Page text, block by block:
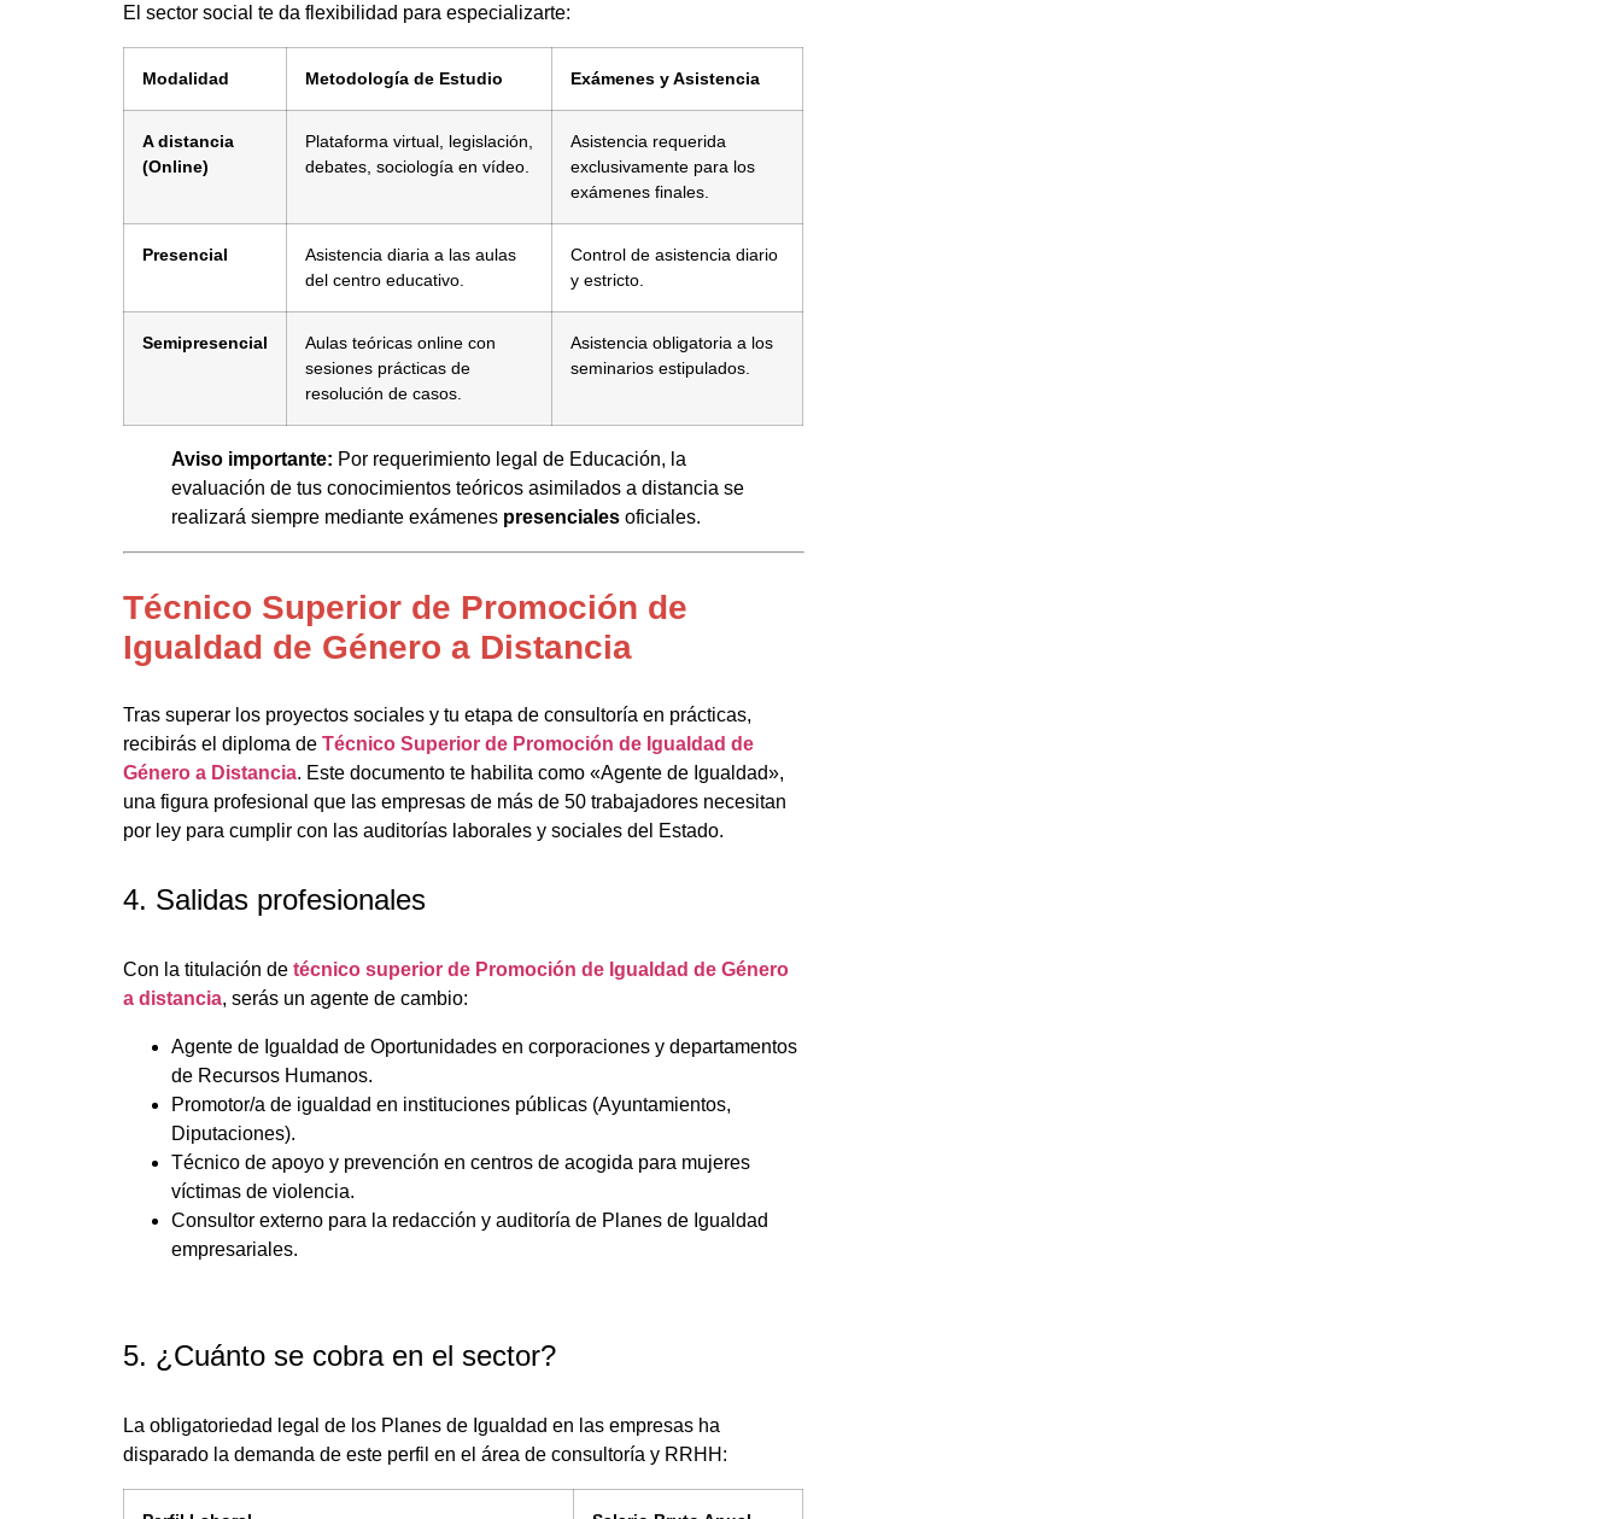
El sector social te da flexibilidad para especializarte:
Modalidad Metodología de Estudio Exámenes y Asistencia
A distancia
(Online)
Plataforma virtual, legislación,
debates, sociología en vídeo.
Asistencia requerida
exclusivamente para los
exámenes finales.
Presencial
Asistencia diaria a las aulas
del centro educativo.
Control de asistencia diario
y estricto.
Semipresencial
Aulas teóricas online con
sesiones prácticas de
resolución de casos.
Asistencia obligatoria a los
seminarios estipulados.
Aviso importante: Por requerimiento legal de Educación, la
evaluación de tus conocimientos teóricos asimilados a distancia se
realizará siempre mediante exámenes presenciales oficiales.
Técnico Superior de Promoción de
Igualdad de Género a Distancia
Tras superar los proyectos sociales y tu etapa de consultoría en prácticas,
recibirás el diploma de Técnico Superior de Promoción de Igualdad de
Género a Distancia. Este documento te habilita como «Agente de Igualdad»,
una figura profesional que las empresas de más de 50 trabajadores necesitan
por ley para cumplir con las auditorías laborales y sociales del Estado.
4. Salidas profesionales
Con la titulación de técnico superior de Promoción de Igualdad de Género
a distancia, serás un agente de cambio:
Agente de Igualdad de Oportunidades en corporaciones y departamentos
de Recursos Humanos.
Promotor/a de igualdad en instituciones públicas (Ayuntamientos,
Diputaciones).
Técnico de apoyo y prevención en centros de acogida para mujeres
víctimas de violencia.
Consultor externo para la redacción y auditoría de Planes de Igualdad
empresariales.
5. ¿Cuánto se cobra en el sector?
La obligatoriedad legal de los Planes de Igualdad en las empresas ha
disparado la demanda de este perfil en el área de consultoría y RRHH: